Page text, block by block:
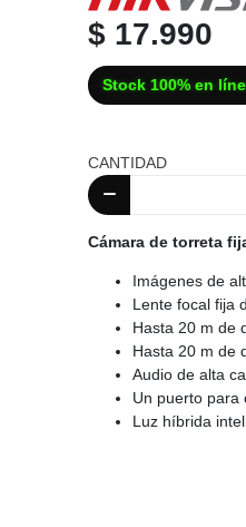
$ 17.990
Stock 100% en
CANTIDAD
Cámara de torreta
Imágenes de
Lente focal fija
Hasta 20 m de
Hasta 20 m de
Audio de alta
Un puerto para
Luz híbrida